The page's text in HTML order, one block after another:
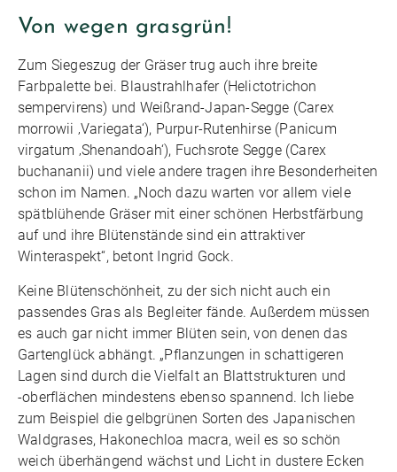
Von wegen grasgrün!
Zum Siegeszug der Gräser trug auch ihre breite
Farbpalette bei. Blaustrahlhafer (Helictotrichon
sempervirens) und Weißrand-Japan-Segge (Carex
morrowii ‚Variegata‘), Purpur-Rutenhirse (Panicum
virgatum ‚Shenandoah‘), Fuchsrote Segge (Carex
buchananii) und viele andere tragen ihre Besonderheiten
schon im Namen. „Noch dazu warten vor allem viele
spätblühende Gräser mit einer schönen Herbstfärbung
auf und ihre Blütenstände sind ein attraktiver
Winteraspekt“, betont Ingrid Gock.
Keine Blütenschönheit, zu der sich nicht auch ein
passendes Gras als Begleiter fände. Außerdem müssen
es auch gar nicht immer Blüten sein, von denen das
Gartenglück abhängt. „Pflanzungen in schattigeren
Lagen sind durch die Vielfalt an Blattstrukturen und
-oberflächen mindestens ebenso spannend. Ich liebe
zum Beispiel die gelbgrünen Sorten des Japanischen
Waldgrases, Hakonechloa macra, weil es so schön
weich überhängend wächst und Licht in dustere Ecken